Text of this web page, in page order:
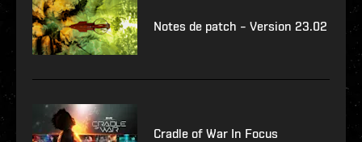
Notes de patch – Version 23.02
Cradle of War In Focus